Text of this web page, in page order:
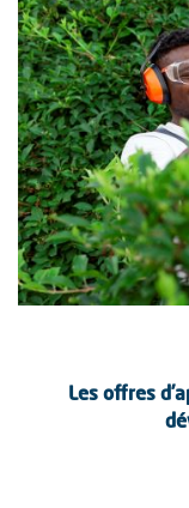
Les offres